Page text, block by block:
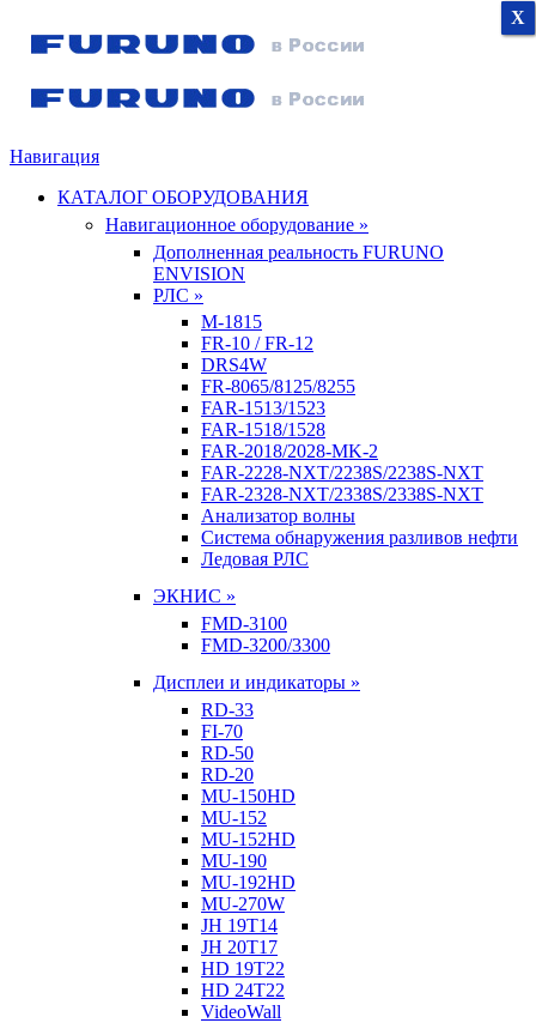
Навигация
КАТАЛОГ ОБОРУДОВАНИЯ
Навигационное оборудование »
Дополненная реальность FURUNO
ENVISION
РЛС »
M-1815
FR-10 / FR-12
DRS4W
FR-8065/8125/8255
FAR-1513/1523
FAR-1518/1528
FAR-2018/2028-MK-2
FAR-2228-NXT/2238S/2238S-NXT
FAR-2328-NXT/2338S/2338S-NXT
Анализатор волны
Система обнаружения разливов нефти
Ледовая РЛС
ЭКНИС »
FMD-3100
FMD-3200/3300
Дисплеи и индикаторы »
RD-33
FI-70
RD-50
RD-20
MU-150HD
MU-152
MU-152HD
MU-190
MU-192HD
MU-270W
JH 19T14
JH 20T17
HD 19T22
HD 24T22
VideoWall
X
X
X